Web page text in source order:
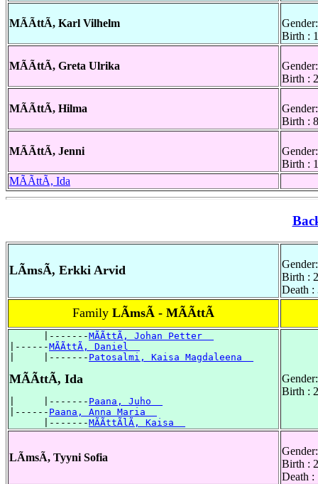
MÃÃttÃ, Karl Vilhelm
Birth :
MÃÃttÃ, Greta Ulrika
Birth :
MÃÃttÃ, Hilma
Birth :
MÃÃttÃ, Jenni
Birth :
MÃÃttÃ, Ida
LÃmsÃ, Erkki Arvid
Birth :
Death :
Family LÃmsÃ - MÃÃttÃ
      |-------
MÃÃttÃ, Johan Petter
|------MÃÃttÃ, Daniel
|     |------- Patosalmi, Kaisa Magdaleena
MÃÃttÃ, Ida
|     |------- Paana, Juho
|------ Paana, Anna Maria
      |-------
MÃÃttÃlÃ, Kaisa
Birth :
LÃmsÃ, Tyyni Sofia
Birth :
Death :